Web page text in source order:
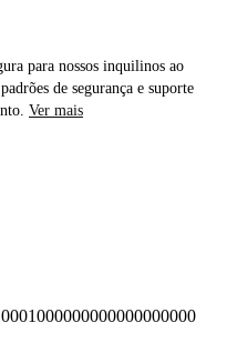
para nossos inquilinos ao
de segurança e suporte
Ver mais